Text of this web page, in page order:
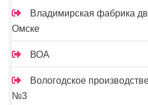
Владимирская фабрика
Омске
ВОА
Вологодское
№3